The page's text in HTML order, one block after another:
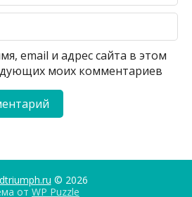
email и адрес сайта в этом
моих комментариев
© 2026
от WP Puzzle